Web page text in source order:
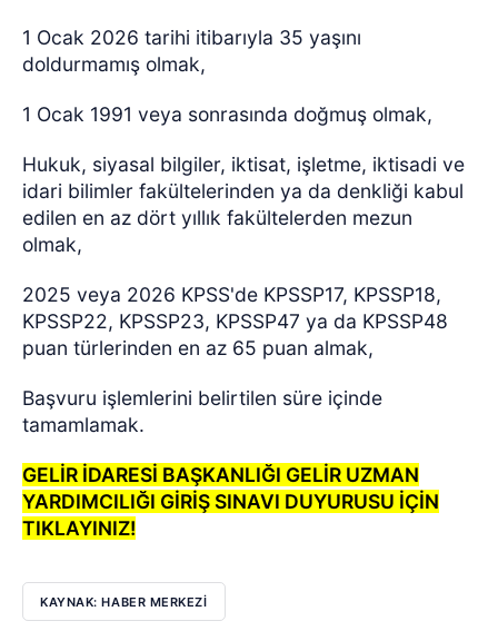
1 Ocak 2026 tarihi itibarıyla 35 yaşını
doldurmamış olmak,
1 Ocak 1991 veya sonrasında doğmuş olmak,
Hukuk, siyasal bilgiler, iktisat, işletme, iktisadi ve
idari bilimler fakültelerinden ya da denkliği kabul
edilen en az dört yıllık fakültelerden mezun
olmak,
2025 veya 2026 KPSS'de KPSSP17, KPSSP18,
KPSSP22, KPSSP23, KPSSP47 ya da KPSSP48
puan türlerinden en az 65 puan almak,
Başvuru işlemlerini belirtilen süre içinde
tamamlamak.
GELİR İDARESİ BAŞKANLIĞI GELİR UZMAN
YARDIMCILIĞI GİRİŞ SINAVI DUYURUSU İÇİN
TIKLAYINIZ!
KAYNAK: HABER MERKEZI